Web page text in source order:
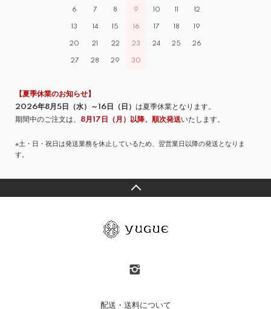
6 7 8 9 10 11 12
13 14 15 16 17 18 19
20 21 22 23 24 25 26
27 28 29 30
【夏季休業のお知らせ】
2026年8月5日（水）～16日（日） は夏季休業となります。
期間中のご注文は、 8月17日（月）以降、順次発送いたします。
※土・日・祝日は発送業務を休止しているため、翌営業日以降の発送となりま
す。
配送・送料について